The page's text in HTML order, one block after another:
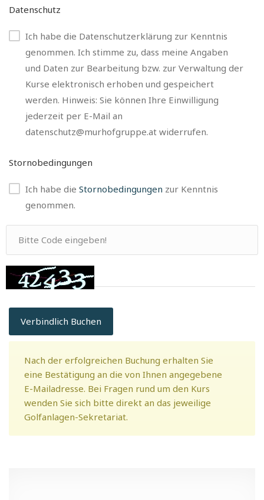
Datenschutz
Ich habe die Datenschutzerklärung zur Kenntnis
genommen. Ich stimme zu, dass meine Angaben
und Daten zur Bearbeitung bzw. zur Verwaltung der
Kurse elektronisch erhoben und gespeichert
werden. Hinweis: Sie können Ihre Einwilligung
jederzeit per E-Mail an
datenschutz@murhofgruppe.at widerrufen.
Stornobedingungen
Ich habe die Stornobedingungen zur Kenntnis
genommen.
Verbindlich Buchen
Nach der erfolgreichen Buchung erhalten Sie
eine Bestätigung an die von Ihnen angegebene
E-Mailadresse. Bei Fragen rund um den Kurs
wenden Sie sich bitte direkt an das jeweilige
Golfanlagen-Sekretariat.